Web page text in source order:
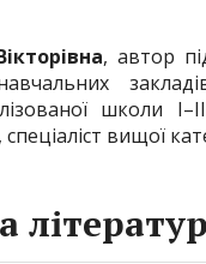
, автор
навчальних
школи
спеціаліст вищої